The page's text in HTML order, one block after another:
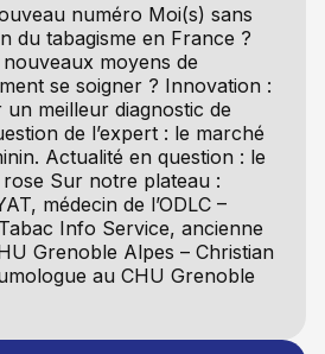
numéro Moi(s) sans
du tabagisme en France ?
moyens de
se soigner ? Innovation :
un meilleur diagnostic de
de l’expert : le marché
Actualité en question : le
Sur notre plateau :
médecin de l’ODLC –
Info Service, ancienne
Grenoble Alpes – Christian
au CHU Grenoble